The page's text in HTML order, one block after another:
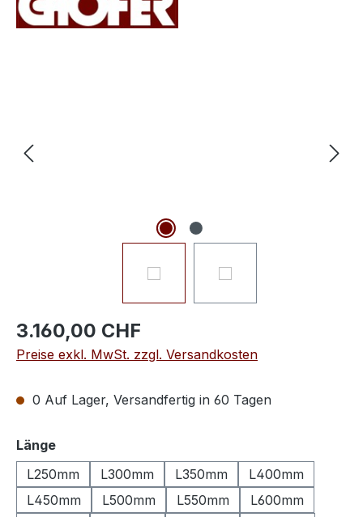
3.160,00 CHF
Preise exkl. MwSt. zzgl. Versandkosten
0 Auf Lager, Versandfertig in 60 Tagen
Längeauswählen
L250mm
L300mm L350mm
L400mm
L450mm
L500mm L550mm
L600mm